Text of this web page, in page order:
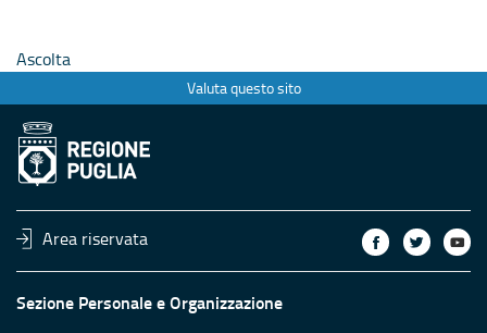
Ascolta
Valuta questo sito
Area riservata
Sezione Personale e Organizzazione